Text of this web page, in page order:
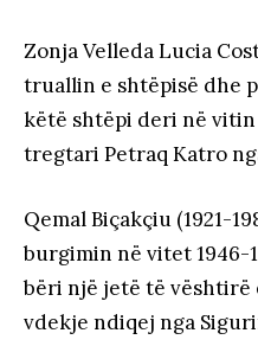
Zonja Velleda Lucia
truallin e shtëpisë dhe
këtë shtëpi deri në vitin
tregtari Petraq Katro
Qemal Biçakçiu (1921-
burgimin në vitet 1946-
bëri një jetë të vështirë
vdekje ndiqej nga